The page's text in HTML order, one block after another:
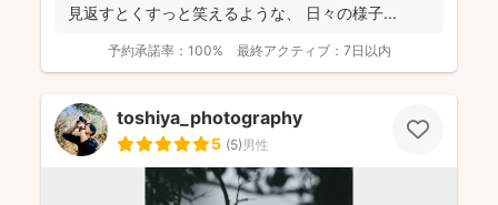
見返すとくすっと笑えるような、 日々の様子...
予約承諾率： 100% 最終アクティブ： 7日以内
toshiya_photography
5 (5)男性